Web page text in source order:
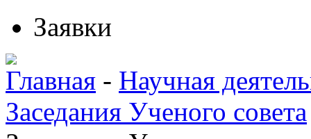
Заявки
Главная - Научная
Заседания Ученого совета